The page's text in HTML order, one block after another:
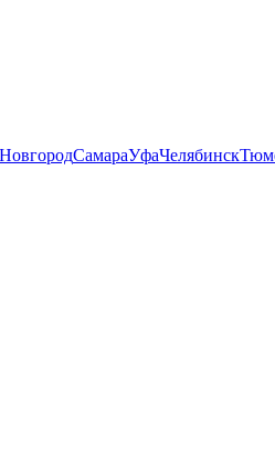
СамараУфаЧелябинск